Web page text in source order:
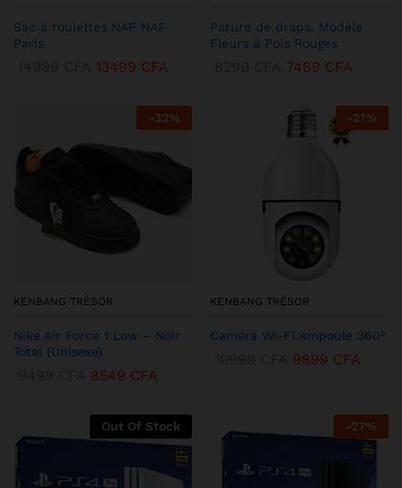
Sac à roulettes NAF NAF
Paris
13499 CFA
Parure de draps. Modèle
Fleurs à Pois Rouges
7469 CFA
-32%
KENBANG TRÉSOR
Nike Air Force 1 Low – Noir
Total (Unisexe)
8549 CFA
-21%
KENBANG TRÉSOR
Caméra Wi-Fi Ampoule 360°
9899 CFA
Out Of Stock -27%